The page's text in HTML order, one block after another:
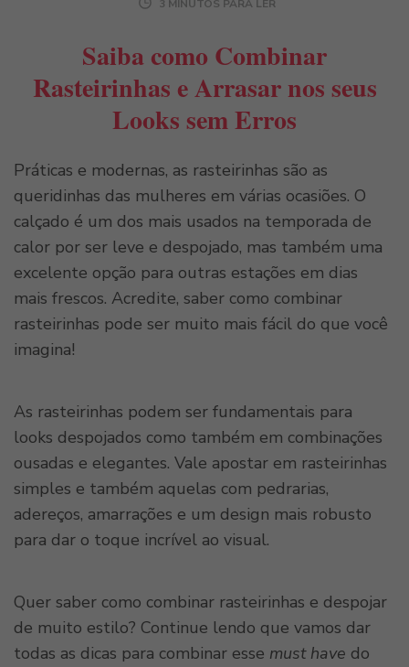
3 MINUTOS PARA LER
Saiba como Combinar
Rasteirinhas e Arrasar nos seus
Looks sem Erros
Práticas e modernas, as rasteirinhas são as
queridinhas das mulheres em várias ocasiões. O
calçado é um dos mais usados na temporada de
calor por ser leve e despojado, mas também uma
excelente opção para outras estações em dias
mais frescos. Acredite, saber como combinar
rasteirinhas pode ser muito mais fácil do que você
imagina!
As rasteirinhas podem ser fundamentais para
looks despojados como também em combinações
ousadas e elegantes. Vale apostar em rasteirinhas
simples e também aquelas com pedrarias,
adereços, amarrações e um design mais robusto
para dar o toque incrível ao visual.
Quer saber como combinar rasteirinhas e despojar
de muito estilo? Continue lendo que vamos dar
todas as dicas para combinar esse must have do